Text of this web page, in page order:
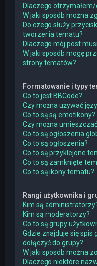
Dlaczego
W jaki sposób można
Do czego służy
tworzenia tematu?
Dlaczego mój post
W jaki sposób mogę
strony tematów?
Formatowanie i typy
Co to jest BBCode?
Czy można używać
Co to są są emotikony?
Czy można
Co to są ogłoszenia
Co to są ogłoszenia?
Co to są przyklejone
Co to są zamknięte
Co to są ikony tematu?
Rangi użytkownika i
Kim są
Kim są moderatorzy?
Co to są grupy
Gdzie znajduje się spis
dołączyć do grupy?
W jaki sposób można
Dlaczego niektóre